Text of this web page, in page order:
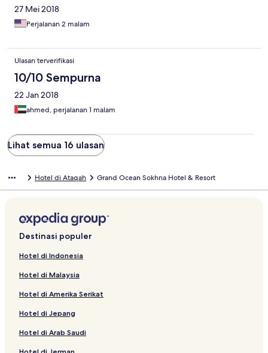
27 Mei 2018
Perjalanan 2 malam
Ulasan terverifikasi
10/10 Sempurna
22 Jan 2018
ahmed, perjalanan 1 malam
Lihat semua 16 ulasan
Hotel di Ataqah Grand Ocean Sokhna Hotel & Resort
Destinasi populer
Hotel di Indonesia
Hotel di Malaysia
Hotel di Amerika Serikat
Hotel di Jepang
Hotel di Arab Saudi